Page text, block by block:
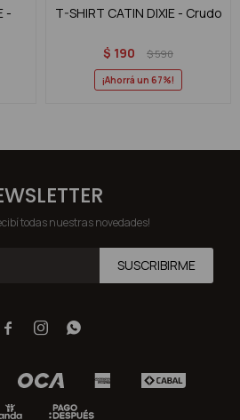
-
T-SHIRT CATIN DIXIE - Crudo
$ 190 $590
67
todas nuestras novedades!
SUSCRIBIRME
  